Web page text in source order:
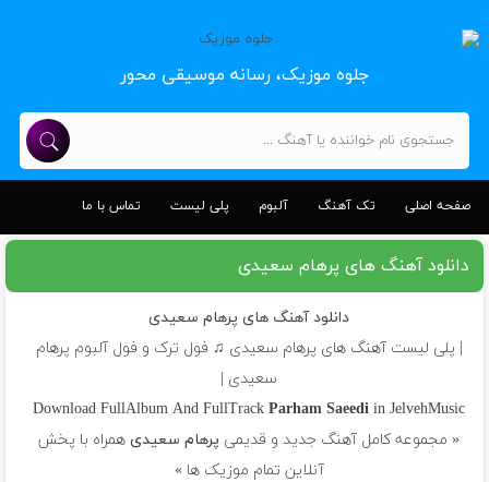
جلوه موزیک، رسانه موسیقی محور
صفحه اصلی تک آهنگ آلبوم پلی لیست تماس با ما
دانلود آهنگ های پرهام سعیدی
دانلود آهنگ های پرهام سعیدی
| پلی لیست آهنگ های پرهام سعیدی ♫ فول ترک و فول آلبوم پرهام
سعیدی |
Download FullAlbum And FullTrackParham Saeediin JelvehMusic
« مجموعه کامل آهنگ جدید و قدیمی پرهام سعیدیهمراه با پخش
آنلاین تمام موزیک ها »